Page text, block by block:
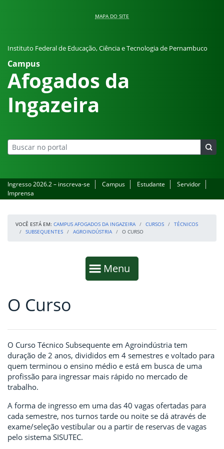
MAPA DO SITE
Instituto Federal de Educação, Ciência e Tecnologia de Pernambuco
Campus
Afogados da
Ingazeira
Ingresso 2026.2 – inscreva-se Campus Estudante
Servidor
Imprensa
VOCÊ ESTÁ EM: CAMPUS AFOGADOS DA INGAZEIRA CURSOS
TÉCNICOS
SUBSEQUENTES
AGROINDÚSTRIA O CURSO
Mostrar
Menu
Fim da navegação
Início do conteúdo
O Curso
O Curso Técnico Subsequente em Agroindústria tem
duração de 2 anos, divididos em 4 semestres e voltado para
quem terminou o ensino médio e está em busca de uma
profissão para ingressar mais rápido no mercado de
trabalho.
A forma de ingresso em uma das 40 vagas ofertadas para
cada semestre, nos turnos tarde ou noite se dá através de
exame/seleção vestibular ou a partir de reservas de vagas
pelo sistema SISUTEC.